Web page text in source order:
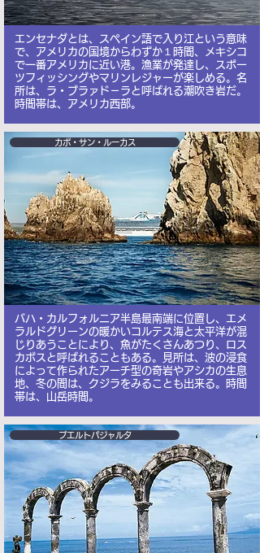
エンセナダとは、スペイン語で入り江という意味
で、アメリカの国境からわずか１時間、メキシコ
で一番アメリカに近い港。漁業が発達し、スポー
ツフィッシングやマリンレジャーが楽しめる。名
所は、ラ・ブラァド－ラと呼ばれる潮吹き岩だ。
時間帯は、アメリカ西部。
カボ・サン・ルーカス
バハ・カルフォルニア半島最南端に位置し、エメ
ラルドグリーンの暖かいコルテス海と太平洋が混
じりあうことにより、魚がたくさんあつり、ロス
カボスと呼ばれることもある。見所は、波の浸食
によって作られたアーチ型の奇岩やアシカの生息
地、冬の間は、クジラをみることも出来る。時間
帯は、山岳時間。
プエルトパジャルタ